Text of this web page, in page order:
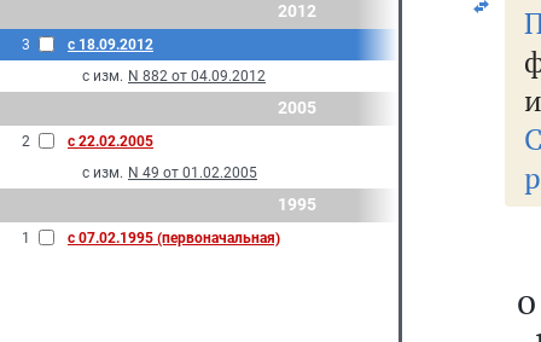
2012
3
с 18.09.2012
с изм. N 882 от 04.09.2012
2005
2
с 22.02.2005
с изм. N 49 от 01.02.2005
1995
1 с 07.02.1995 (первоначальная)